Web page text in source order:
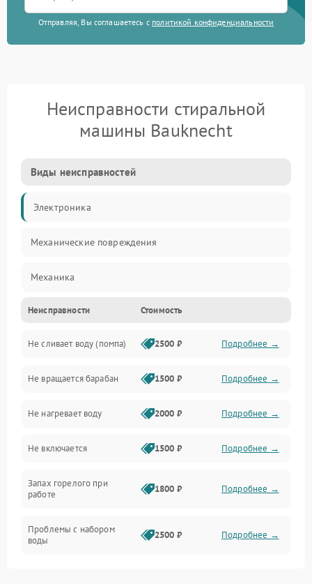
Отправляя, Вы соглашаетесь с политикой конфиденциальности
Неисправности стиральной
машины Bauknecht
Виды неисправностей
Электроника
Механические повреждения
Механика
Электропитание
Водоснабжение
Слив
Программное обеспечение
Неисправности Стоимость
Не сливает воду (помпа) 2500 ₽ Подробнее →
Не вращается барабан 1500 ₽ Подробнее →
Не нагревает воду 2000 ₽ Подробнее →
Не включается 1500 ₽ Подробнее →
Запах горелого при
работе
1800 ₽ Подробнее →
Проблемы с набором
воды
2500 ₽ Подробнее →